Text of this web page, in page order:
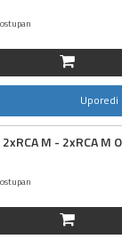
Uporedi
M - 2xRCA M